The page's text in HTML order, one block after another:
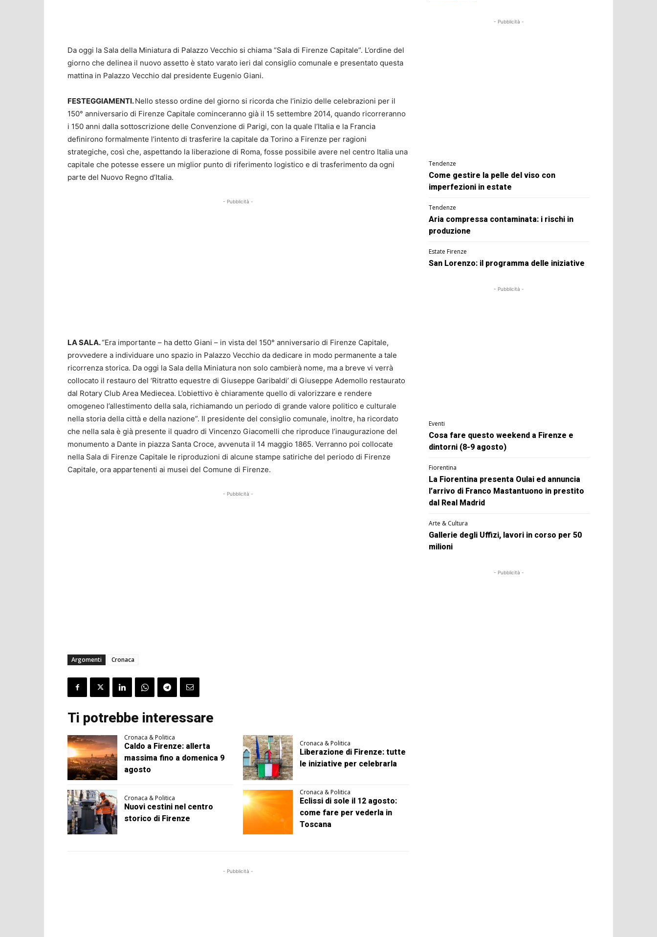
Da oggi la Sala della Miniatura di Palazzo Vecchio si chiama “Sala di Firenze Capitale”. L’ordine del
giorno che delinea il nuovo assetto è stato varato ieri dal consiglio comunale e presentato questa
mattina in Palazzo Vecchio dal presidente Eugenio Giani.
FESTEGGIAMENTI.Nello stesso ordine del giorno si ricorda che l’inizio delle celebrazioni per il
150° anniversario di Firenze Capitale cominceranno già il 15 settembre 2014, quando ricorreranno
i 150 anni dalla sottoscrizione delle Convenzione di Parigi, con la quale l’Italia e la Francia
definirono formalmente l’intento di trasferire la capitale da Torino a Firenze per ragioni
strategiche, così che, aspettando la liberazione di Roma, fosse possibile avere nel centro Italia una
capitale che potesse essere un miglior punto di riferimento logistico e di trasferimento da ogni
parte del Nuovo Regno d’Italia.
- Pubblicità -
LA SALA.“Era importante – ha detto Giani – in vista del 150° anniversario di Firenze Capitale,
provvedere a individuare uno spazio in Palazzo Vecchio da dedicare in modo permanente a tale
ricorrenza storica. Da oggi la Sala della Miniatura non solo cambierà nome, ma a breve vi verrà
collocato il restauro del ‘Ritratto equestre di Giuseppe Garibaldi’ di Giuseppe Ademollo restaurato
dal Rotary Club Area Mediecea. L’obiettivo è chiaramente quello di valorizzare e rendere
omogeneo l’allestimento della sala, richiamando un periodo di grande valore politico e culturale
nella storia della città e della nazione”. Il presidente del consiglio comunale, inoltre, ha ricordato
che nella sala è già presente il quadro di Vincenzo Giacomelli che riproduce l’inaugurazione del
monumento a Dante in piazza Santa Croce, avvenuta il 14 maggio 1865. Verranno poi collocate
nella Sala di Firenze Capitale le riproduzioni di alcune stampe satiriche del periodo di Firenze
Capitale, ora appartenenti ai musei del Comune di Firenze.
- Pubblicità -
Argomenti Cronaca
Ti potrebbe interessare
Cronaca & Politica
Caldo a Firenze: allerta
massima fino a domenica 9
agosto
Cronaca & Politica
Liberazione di Firenze: tutte
le iniziative per celebrarla
Cronaca & Politica
Nuovi cestini nel centro
storico di Firenze
Cronaca & Politica
Eclissi di sole il 12 agosto:
come fare per vederla in
Toscana
- Pubblicità -
- Pubblicità -
Tendenze
Come gestire la pelle del viso con
imperfezioni in estate
Tendenze
Aria compressa contaminata: i rischi in
produzione
Estate Firenze
San Lorenzo: il programma delle iniziative
- Pubblicità -
Eventi
Cosa fare questo weekend a Firenze e
dintorni (8-9 agosto)
Fiorentina
La Fiorentina presenta Oulai ed annuncia
l’arrivo di Franco Mastantuono in prestito
dal Real Madrid
Arte & Cultura
Gallerie degli Uffizi, lavori in corso per 50
milioni
- Pubblicità -